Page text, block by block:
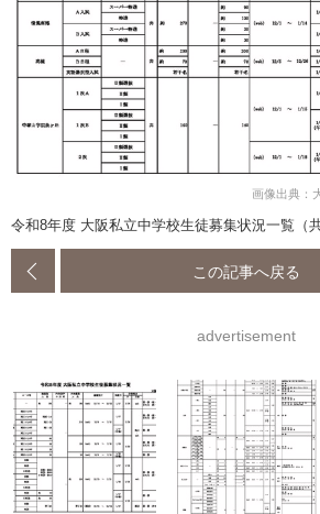
画像出典：
令和8年度 大阪私立中学校生徒募集状況一覧（
この記事へ戻る
advertisement